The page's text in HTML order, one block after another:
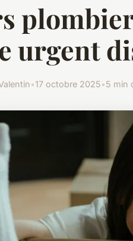
urgent
•17 octobre 2025•5 min